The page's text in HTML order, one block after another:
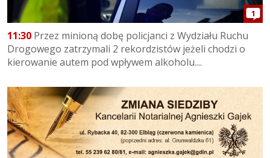
1
11:30 Przez minioną dobę policjanci z Wydziału Ruchu
Drogowego zatrzymali 2 rekordzistów jeżeli chodzi o
kierowanie autem pod wpływem alkoholu....